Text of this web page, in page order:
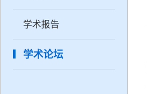
学术报告
学术论坛